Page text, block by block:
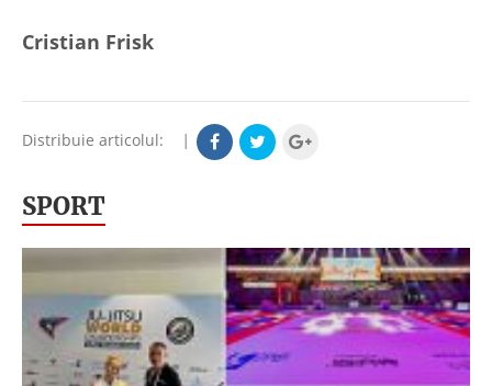
Cristian Frisk
Distribuie articolul: |
SPORT